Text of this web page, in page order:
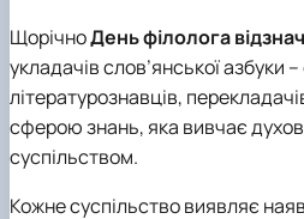
ЩорічноДень філолога
укладачів слов’янської азбуки
літературознавців,
сферою знань, яка вивчає
суспільством.
Кожне суспільство виявляє